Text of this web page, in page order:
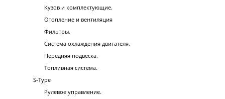
Кузов и комплектующие.
Отопление и вентиляция
Фильтры.
Система охлаждения двигателя.
Передняя подвеска.
Топливная система.
S-Type
Рулевое управление.